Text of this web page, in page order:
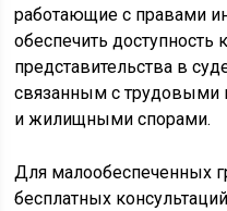
работающие с правами
обеспечить доступность
представительства в
связанным с трудовыми
и жилищными спорами.
Для малообеспеченных
бесплатных